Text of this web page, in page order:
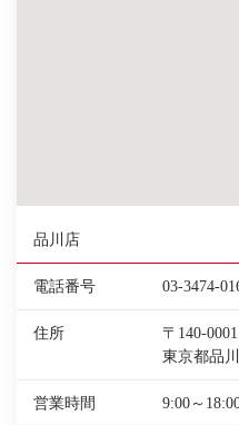
品川店
電話番号 03-3474-
住所
〒140-0001
東京都品
営業時間 9:00～